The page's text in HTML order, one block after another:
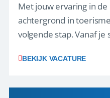
Met jouw ervaring in
achtergrond in
volgende stap. Vanaf je
wensen van je team, je
klanten te overtuigen
BEKIJK VACATURE